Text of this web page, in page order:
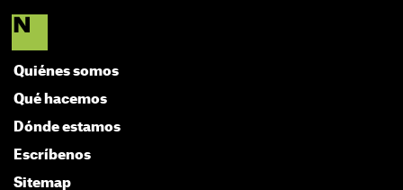
Quiénes somos
Qué hacemos
Dónde estamos
Escríbenos
Sitemap